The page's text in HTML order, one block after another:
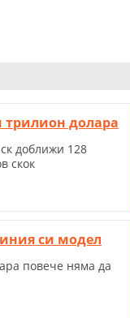
трилион долара
доближи 128
скок
си модел
повече няма да